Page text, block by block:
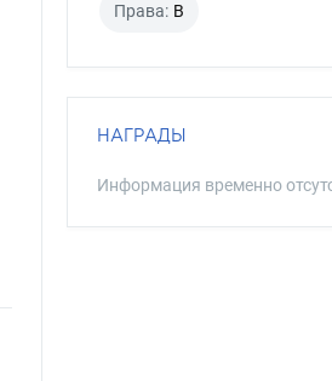
Права: B
НАГРАДЫ
Информация временно